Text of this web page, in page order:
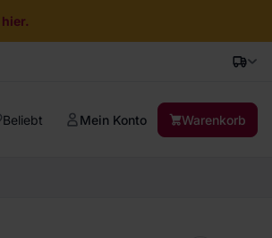
Beliebt Mein Konto Warenkorb